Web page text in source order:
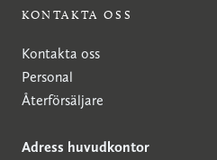
KONTAKTA OSS
Kontakta oss
Personal
Återförsäljare
Adress huvudkontor